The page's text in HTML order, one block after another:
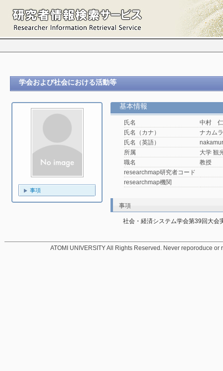
学会および社会における活動等
事項
基本情報
氏名
中村 仁
氏名（カナ）
ナカム
氏名（英語）
所属
大学 観
職名
教授
researchmap研究者コード
researchmap機関
事項
社会・経済システム学会第39回大会